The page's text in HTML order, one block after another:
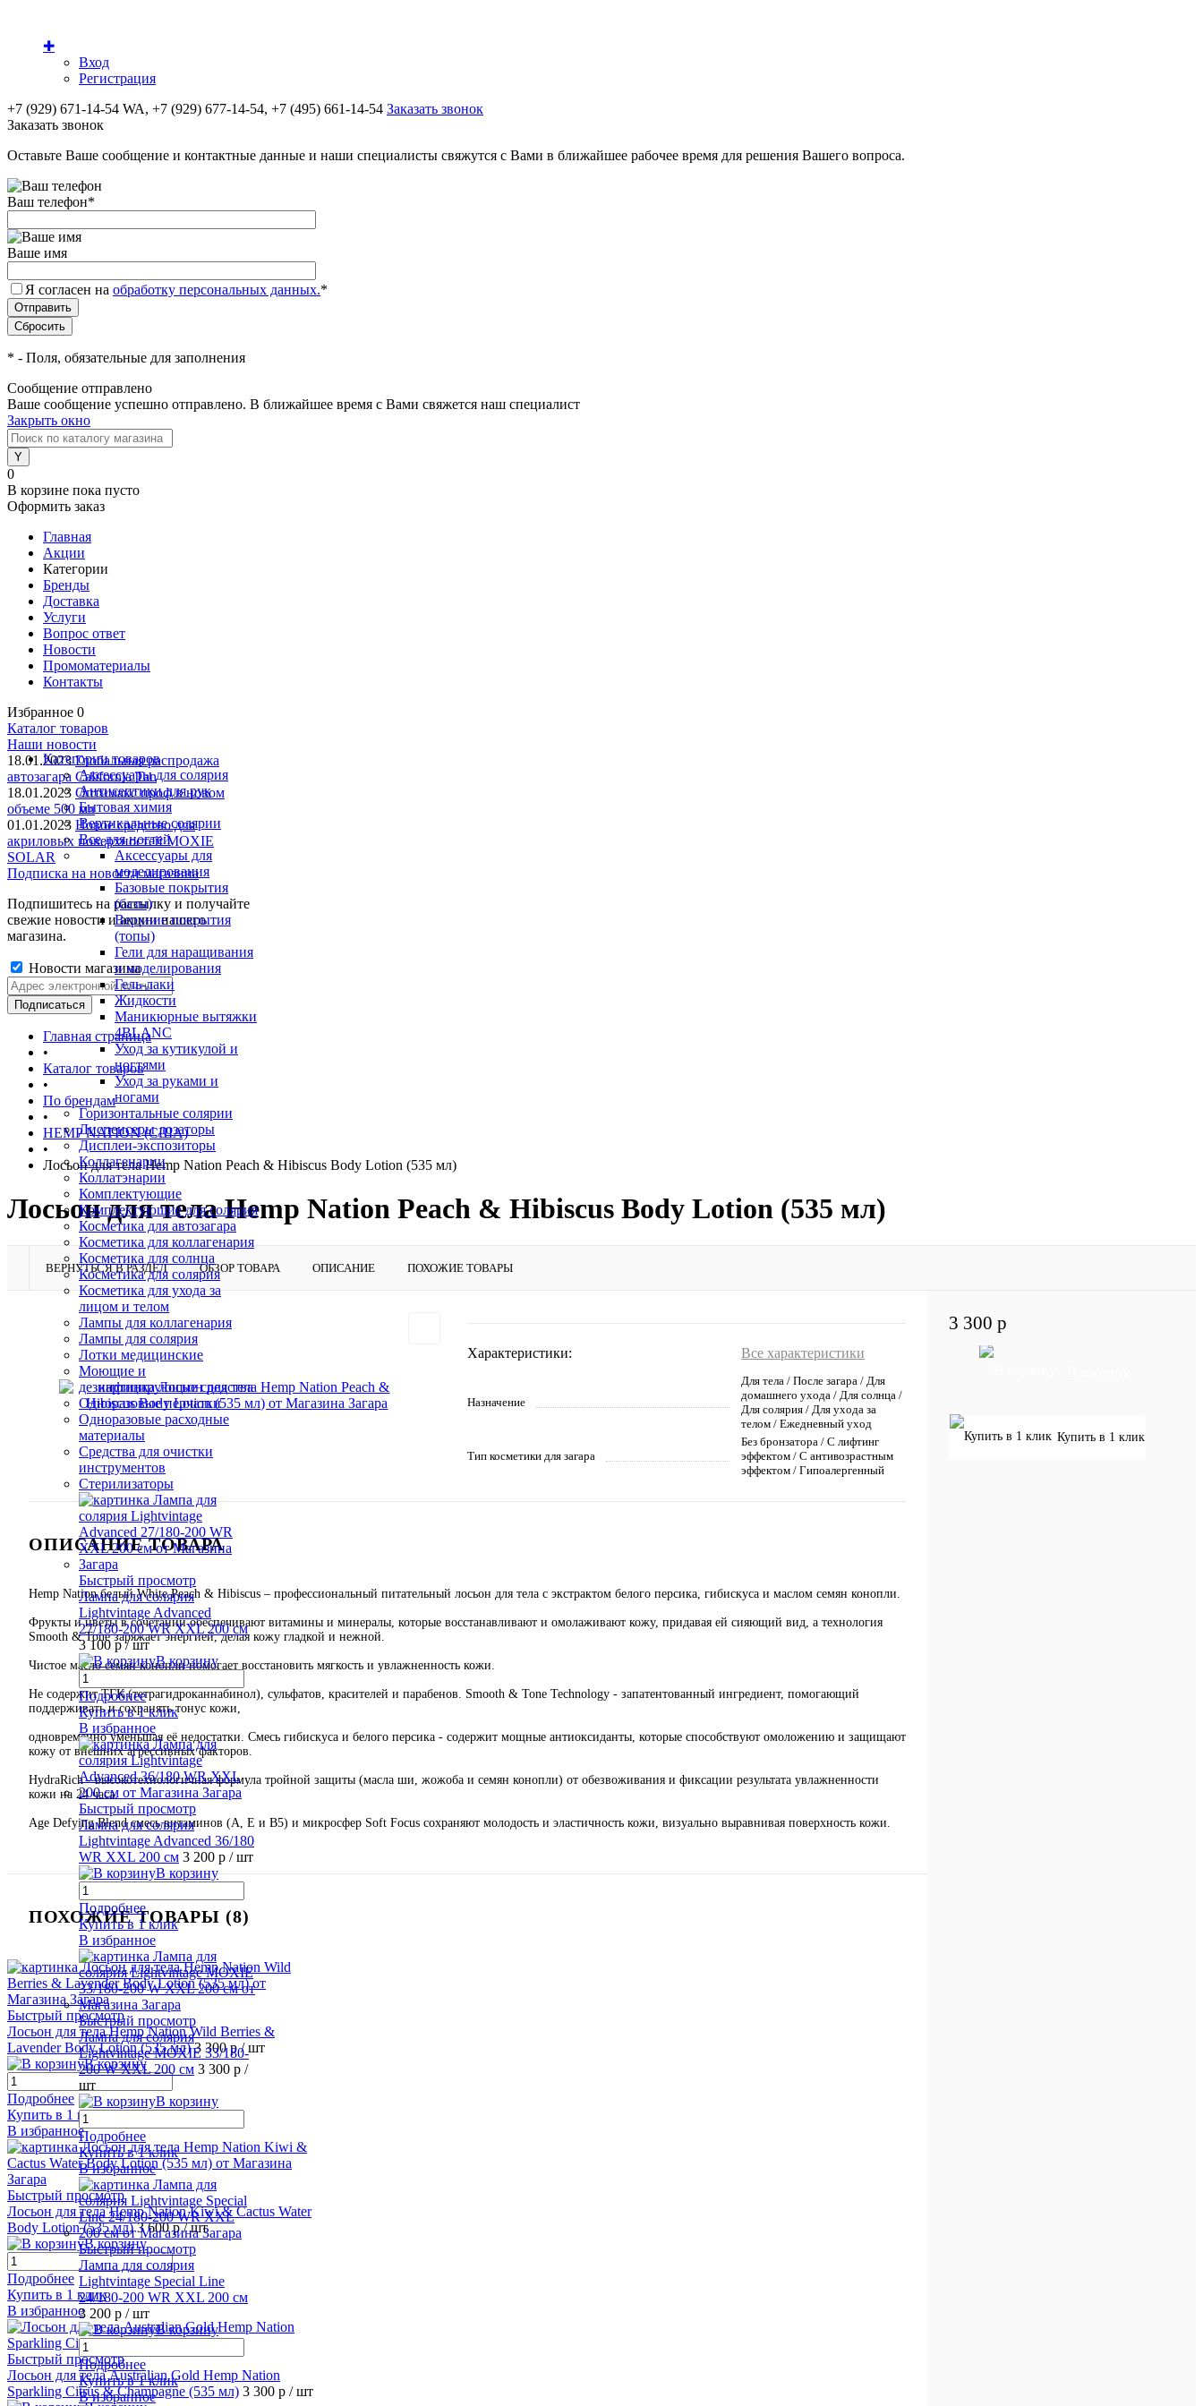
✚
Вход
Регистрация
+7 (929) 671-14-54 WA, +7 (929) 677-14-54, +7 (495) 661-14-54 Заказать звонок
Заказать звонок
Оставьте Ваше сообщение и контактные данные и наши специалисты свяжутся с Вами в ближайшее рабочее время для решения Вашего вопроса.
Ваш телефон*
Ваше имя
Я согласен на обработку персональных данных.*
* - Поля, обязательные для заполнения
Сообщение отправлено
Ваше сообщение успешно отправлено. В ближайшее время с Вами свяжется наш специалист
Закрыть окно
0
В корзине пока пусто
Оформить заказ
Главная
Акции
Категории
Бренды
Доставка
Услуги
Вопрос ответ
Новости
Промоматериалы
Контакты
Избранное 0
Каталог товаров
Категории товаров
Аксессуары для солярия
Антисептики для рук
Бытовая химия
Вертикальные солярии
Все для ногтей
Аксессуары для
моделирования
Базовые покрытия
(базы)
Верхние покрытия
(топы)
Гели для наращивания
и моделирования
Гель-лаки
Жидкости
Маникюрные вытяжки
4BLANC
Уход за кутикулой и
ногтями
Уход за руками и
ногами
Горизонтальные солярии
Диспенсеры дозаторы
Дисплеи-экспозиторы
Коллагенарии
Коллатэнарии
Комплектующие
Комплектующие для солярия
Косметика для автозагара
Косметика для коллагенария
Косметика для солнца
Косметика для солярия
Косметика для ухода за
лицом и телом
Лампы для коллагенария
Лампы для солярия
Лотки медицинские
Моющие и
дезинфицирующие средства
Одноразовые перчатки
Одноразовые расходные
материалы
Средства для очистки
инструментов
Стерилизаторы
Быстрый просмотр
Лампа для солярия
Lightvintage Advanced
27/180-200 WR XXL 200 см
3 100 р/ шт
В корзину
Подробнее
Купить в 1 клик
В избранное
Быстрый просмотр
Лампа для солярия
Lightvintage Advanced 36/180
WR XXL 200 см 3 200 р / шт
В корзину
Подробнее
Купить в 1 клик
В избранное
Быстрый просмотр
Лампа для солярия
Lightvintage MOXIE 33/180-
200 W XXL 200 см 3 300 р /
шт
В корзину
Подробнее
Купить в 1 клик
В избранное
Быстрый просмотр
Лампа для солярия
Lightvintage Special Line
24/180-200 WR XXL 200 см
3 200 р / шт
В корзину
Подробнее
Купить в 1 клик
В избранное
Наши новости
18.01.2023 Глобальная распродажа
автозагара California Tan
18.01.2023 Оптимакс проф в новом
объеме 500 мл
01.01.2023 Новое средство для
акриловых поверхностей MOXIE
SOLAR
Подписка на новости магазина
Подпишитесь на рассылку и получайте
свежие новости и акции нашего
магазина.
Новости магазина
Главная страница
•
Каталог товаров
•
По брендам
•
HEMP NATION (США)
•
Лосьон для тела Hemp Nation Peach & Hibiscus Body Lotion (535 мл)
Лосьон для тела Hemp Nation Peach & Hibiscus Body Lotion (535 мл)
ВЕРНУТЬСЯ В РАЗДЕЛ ОБЗОР ТОВАРА ОПИСАНИЕ ПОХОЖИЕ ТОВАРЫ
Характеристики: Все характеристики
Назначение
Для тела / После загара / Для
домашнего ухода / Для солнца /
Для солярия / Для ухода за
телом / Ежедневный уход
Тип косметики для загара
Без бронзатора / С лифтинг
эффектом / С антивозрастным
эффектом / Гипоалергенный
ОПИСАНИЕ ТОВАРА
Hemp Nation белый White Peach & Hibiscus – профессиональный питательный лосьон для тела с экстрактом белого персика, гибискуса и маслом семян конопли.
Фрукты и цветы в сочетании обеспечивают витамины и минералы, которые восстанавливают и омолаживают кожу, придавая ей сияющий вид, а технология
Smooth & Tone заряжает энергией, делая кожу гладкой и нежной.
Чистое масло семян конопли помогает восстановить мягкость и увлажненность кожи.
Не содержит ТГК (тетрагидроканнабинол), сульфатов, красителей и парабенов. Smooth & Tone Technology - запатентованный ингредиент, помогающий
поддерживать и сохранять тонус кожи,
одновременно уменьшая её недостатки. Смесь гибискуса и белого персика - содержит мощные антиоксиданты, которые способствуют омоложению и защищают
кожу от внешних агрессивных факторов.
HydraRich - высокотехнологичная формула тройной защиты (масла ши, жожоба и семян конопли) от обезвоживания и фиксации результата увлажненности
кожи на 24 часа.
Age Defying Blend смесь витаминов (А, Е и В5) и микросфер Soft Focus сохраняют молодость и эластичность кожи, визуально выравнивая поверхность кожи.
ПОХОЖИЕ ТОВАРЫ (8)
Быстрый просмотр
Лосьон для тела Hemp Nation Wild Berries &
Lavender Body Lotion (535 мл) 3 300 р/ шт
В корзину
Подробнее
Купить в 1 клик
В избранное
Быстрый просмотр
Лосьон для тела Hemp Nation Kiwi & Cactus Water
Body Lotion (535 мл) 3 600 р/ шт
В корзину
Подробнее
Купить в 1 клик
В избранное
Быстрый просмотр
Лосьон для тела Australian Gold Hemp Nation
Sparkling Citrus & Champagne (535 мл) 3 300 р / шт
3 300 р
Купить в 1 клик